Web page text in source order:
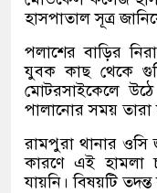
হাসপাতাল সূত্র
পলাশের বাড়ির
যুবক কাছ থেকে
মোটরসাইকেলে
পালানোর সময় তারা
রামপুরা থানার
কারণে এই হামলা
যায়নি। বিষয়টি